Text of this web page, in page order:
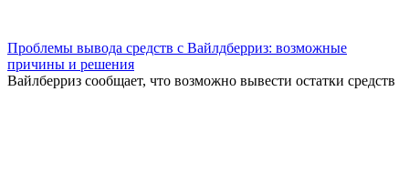
Проблемы вывода средств с Вайлдберриз: возможные
причины и решения
Вайлберриз сообщает, что возможно вывести остатки средств